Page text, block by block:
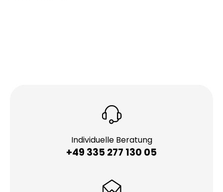
Individuelle Beratung